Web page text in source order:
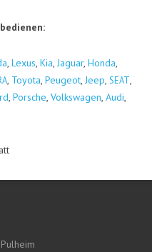
, Lexus, Kia, Jagu­ar, Hon­da,
, Toyo­ta, Peu­geot, Jeep, SEAT,
, Por­sche, Volks­wa­gen, Audi,